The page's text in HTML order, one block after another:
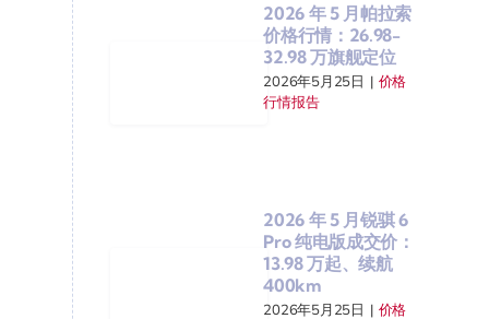
2026 年 5 月帕拉索
价格行情：26.98-
32.98 万旗舰定位
2026年5月25日 | 价格
行情报告
2026 年 5 月锐骐 6
Pro 纯电版成交价：
13.98 万起、续航
400km
2026年5月25日 | 价格